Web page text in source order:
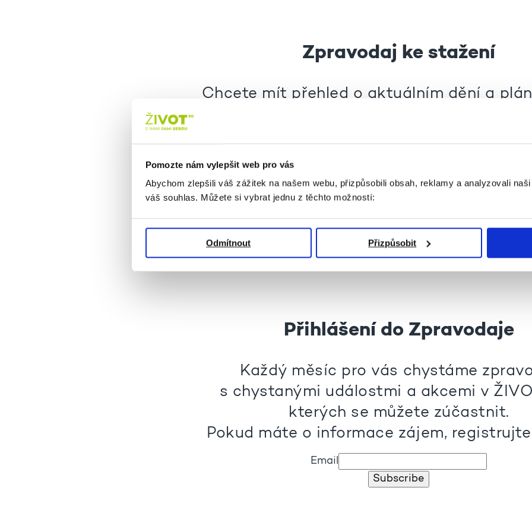
Pomozte nám vylepšit web pro vás
Abychom zlepšili váš zážitek na našem webu, přizpůsobili obsah, reklamy a analyzovali
váš souhlas. Můžete si vybrat jednu z těchto možností:
Odmítnout Přizpůsobit
Zpravodaj ke stažení
Chcete mít přehled o aktuálním dění a
ZPRAVODAJ: ČERVENEC 2026
ZPRAVODAJ: SRPEN 2026
Přihlášení do Zpravodaje
Každý měsíc pro vás chystáme
s chystanými událostmi a akcemi v
kterých se můžete zúčastnit.
Pokud máte o informace zájem, registrujte
Email
Subscribe